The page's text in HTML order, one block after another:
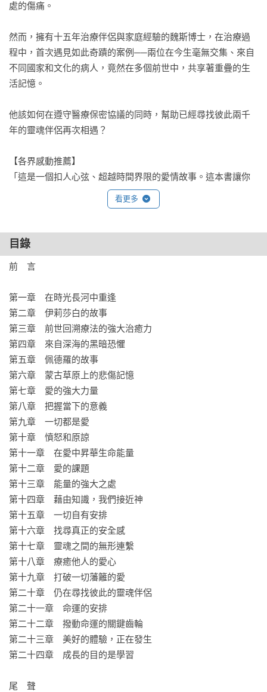
處的傷痛。
然而，擁有十五年治療伴侶與家庭經驗的魏斯博士，在治療過
程中，首次遇見如此奇蹟的案例──兩位在今生毫無交集、來自
不同國家和文化的病人，竟然在多個前世中，共享著重疊的生
活記憶。
他該如何在遵守醫療保密協議的同時，幫助已經尋找彼此兩千
年的靈魂伴侶再次相遇？
【各界感動推薦】
「這是一個扣人心弦、超越時間界限的愛情故事。這本書讓你
深信，我們每個人真的都有靈魂伴侶，而《輪迴兩千年的命定
相遇之旅》證明了這一點。」
「我真心推薦這本內容細膩而動人的書。」
──《新靈魂觀》作者蓋瑞．祖卡夫
「這是一本美麗的心理靈性指南，幫助你找到並體驗與靈魂伴
侶之間深刻的愛……請一定要讀這本書！」
——《與父母和解（暫譯，Making Peace with Your
Parents）》作者哈洛德．布魯菲德醫師
「這本書值得永久珍藏。我讀到一半時，因為其他工作不得不
停下，但整個期間我一直惦記著它，迫不及待想要繼續讀下
去。」
——聖路易斯郵報
看更多
目錄
前　言
第一章　在時光長河中重逢
第二章　伊莉莎白的故事
第三章　前世回溯療法的強大治癒力
第四章　來自深海的黑暗恐懼
第五章　佩德羅的故事
第六章　蒙古草原上的悲傷記憶
第七章　愛的強大力量
第八章　把握當下的意義
第九章　一切都是愛
第十章　憤怒和原諒
第十一章　在愛中昇華生命能量
第十二章　愛的課題
第十三章　能量的強大之處
第十四章　藉由知識，我們接近神
第十五章　一切自有安排
第十六章　找尋真正的安全感
第十七章　靈魂之間的無形連繫
第十八章　療癒他人的愛心
第十九章　打破一切藩籬的愛
第二十章　仍在尋找彼此的靈魂伴侶
第二十一章　命運的安排
第二十二章　撥動命運的關鍵齒輪
第二十三章　美好的體驗，正在發生
第二十四章　成長的目的是學習
尾　聲